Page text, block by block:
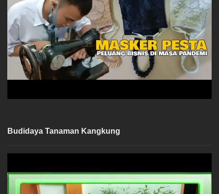
Budidaya Tanaman Kangkung